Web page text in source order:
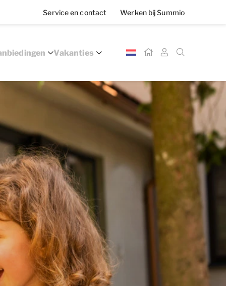
Service en contact Werken bij Summio
Vakanties